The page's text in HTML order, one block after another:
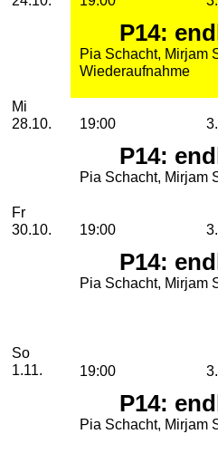
P14:
Pia Schacht, Mirjam
Wiederaufnahme
Mittwoch, 28. Oktober 2026
Mi
28.10.
19:00
P14:
Pia Schacht, Mirjam
Freitag, 30. Oktober 2026
Fr
30.10.
19:00
P14:
Pia Schacht, Mirjam
November
Sonntag, 01. November 2026
So
1.11.
19:00
P14:
Pia Schacht, Mirjam